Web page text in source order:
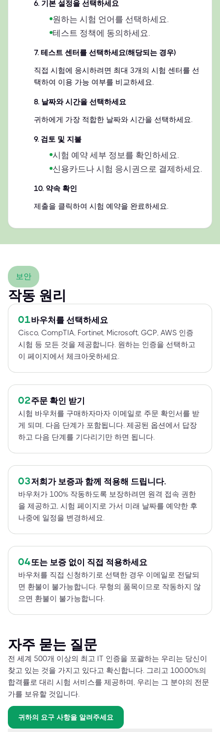
6. 기본 설정을 선택하세요
원하는 시험 언어를 선택하세요.
테스트 정책에 동의하세요.
7. 테스트 센터를 선택하세요(해당되는 경우)
직접 시험에 응시하려면 최대 3개의 시험 센터를 선
택하여 이용 가능 여부를 비교하세요.
8. 날짜와 시간을 선택하세요
귀하에게 가장 적합한 날짜와 시간을 선택하세요.
9. 검토 및 지불
시험 예약 세부 정보를 확인하세요.
신용카드나 시험 응시권으로 결제하세요.
10. 약속 확인
제출을 클릭하여 시험 예약을 완료하세요.
보안
작동 원리
01바우처를 선택하세요
Cisco, CompTIA, Fortinet, Microsoft, GCP, AWS 인증
시험 등 모든 것을 제공합니다. 원하는 인증을 선택하고
이 페이지에서 체크아웃하세요.
02주문 확인 받기
시험 바우처를 구매하자마자 이메일로 주문 확인서를 받
게 되며, 다음 단계가 포함됩니다. 제공된 옵션에서 답장
하고 다음 단계를 기다리기만 하면 됩니다.
03저희가 보증과 함께 적용해 드립니다.
바우처가 100% 작동하도록 보장하려면 원격 접속 권한
을 제공하고, 시험 페이지로 가서 미래 날짜를 예약한 후
나중에 일정을 변경하세요.
04또는 보증 없이 직접 적용하세요
바우처를 직접 신청하기로 선택한 경우 이메일로 전달되
면 환불이 불가능합니다. 무형의 품목이므로 작동하지 않
으면 환불이 불가능합니다.
자주 묻는 질문
전 세계 500개 이상의 최고 IT 인증을 포괄하는 우리는 당신이
찾고 있는 것을 가지고 있다고 확신합니다. 그리고 100.00%의
합격률로 대리 시험 서비스를 제공하며, 우리는 그 분야의 전문
가를 보유할 것입니다.
귀하의 요구 사항을 알려주세요